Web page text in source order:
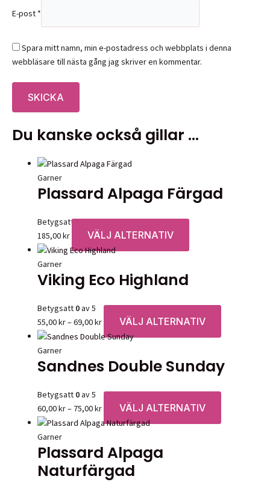
E-post *
Spara mitt namn, min e-postadress och webbplats i denna
webbläsare till nästa gång jag skriver en kommentar.
Du kanske också gillar …
Garner
Plassard Alpaga Färgad
Betygsatt0av 5
185,00kr VÄLJ ALTERNATIV
här
varianter.
De
väljas
produktsidan
Garner
Viking Eco Highland
Betygsatt 0av 5
55,00kr–69,00krPrisintervall:
55,00 kr
69,00 kr
VÄLJ ALTERNATIV
här
har
flera
varianter.
Garner
Sandnes Double Sunday
Betygsatt 0av 5
60,00kr– 75,00krPrisintervall:
60,00 kr
75,00 kr
VÄLJ ALTERNATIV
här
Garner
Plassard Alpaga
Naturfärgad